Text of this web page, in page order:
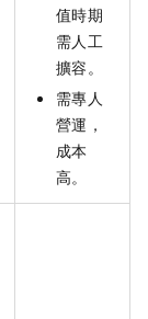
值時期
需人工
擴容。
需專人
營運，
成本
高。